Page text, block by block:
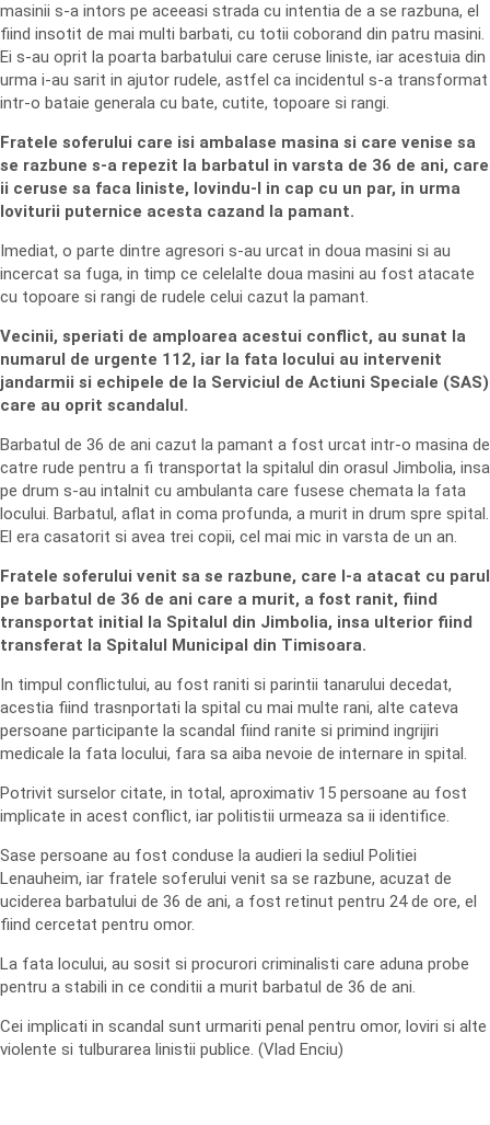
masinii s-a intors pe aceeasi strada cu intentia de a se razbuna, el
fiind insotit de mai multi barbati, cu totii coborand din patru masini.
Ei s-au oprit la poarta barbatului care ceruse liniste, iar acestuia din
urma i-au sarit in ajutor rudele, astfel ca incidentul s-a transformat
intr-o bataie generala cu bate, cutite, topoare si rangi.
Fratele soferului care isi ambalase masina si care venise sa
se razbune s-a repezit la barbatul in varsta de 36 de ani, care
ii ceruse sa faca liniste, lovindu-l in cap cu un par, in urma
loviturii puternice acesta cazand la pamant.
Imediat, o parte dintre agresori s-au urcat in doua masini si au
incercat sa fuga, in timp ce celelalte doua masini au fost atacate
cu topoare si rangi de rudele celui cazut la pamant.
Vecinii, speriati de amploarea acestui conflict, au sunat la
numarul de urgente 112, iar la fata locului au intervenit
jandarmii si echipele de la Serviciul de Actiuni Speciale (SAS)
care au oprit scandalul.
Barbatul de 36 de ani cazut la pamant a fost urcat intr-o masina de
catre rude pentru a fi transportat la spitalul din orasul Jimbolia, insa
pe drum s-au intalnit cu ambulanta care fusese chemata la fata
locului. Barbatul, aflat in coma profunda, a murit in drum spre spital.
El era casatorit si avea trei copii, cel mai mic in varsta de un an.
Fratele soferului venit sa se razbune, care l-a atacat cu parul
pe barbatul de 36 de ani care a murit, a fost ranit, fiind
transportat initial la Spitalul din Jimbolia, insa ulterior fiind
transferat la Spitalul Municipal din Timisoara.
In timpul conflictului, au fost raniti si parintii tanarului decedat,
acestia fiind trasnportati la spital cu mai multe rani, alte cateva
persoane participante la scandal fiind ranite si primind ingrijiri
medicale la fata locului, fara sa aiba nevoie de internare in spital.
Potrivit surselor citate, in total, aproximativ 15 persoane au fost
implicate in acest conflict, iar politistii urmeaza sa ii identifice.
Sase persoane au fost conduse la audieri la sediul Politiei
Lenauheim, iar fratele soferului venit sa se razbune, acuzat de
uciderea barbatului de 36 de ani, a fost retinut pentru 24 de ore, el
fiind cercetat pentru omor.
La fata locului, au sosit si procurori criminalisti care aduna probe
pentru a stabili in ce conditii a murit barbatul de 36 de ani.
Cei implicati in scandal sunt urmariti penal pentru omor, loviri si alte
violente si tulburarea linistii publice. (Vlad Enciu)